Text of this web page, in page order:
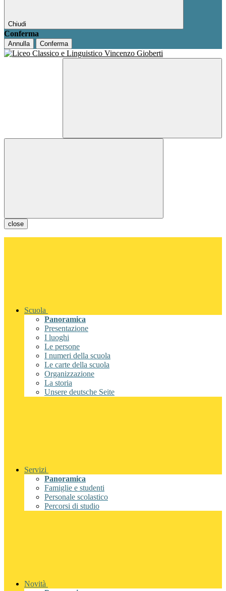
Chiudi
Conferma
Annulla Conferma
close
Scuola
Panoramica
Presentazione
I luoghi
Le persone
I numeri della scuola
Le carte della scuola
Organizzazione
La storia
Unsere deutsche Seite
Servizi
Panoramica
Famiglie e studenti
Personale scolastico
Percorsi di studio
Novità